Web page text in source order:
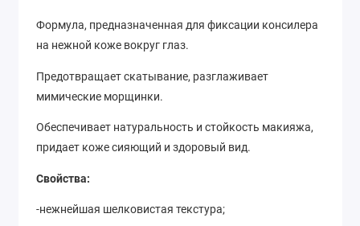
Формула, предназначенная для фиксации консилера
на нежной коже вокруг глаз.
Предотвращает скатывание, разглаживает
мимические морщинки.
Обеспечивает натуральность и стойкость макияжа,
придает коже сияющий и здоровый вид.
Свойства:
-нежнейшая шелковистая текстура;